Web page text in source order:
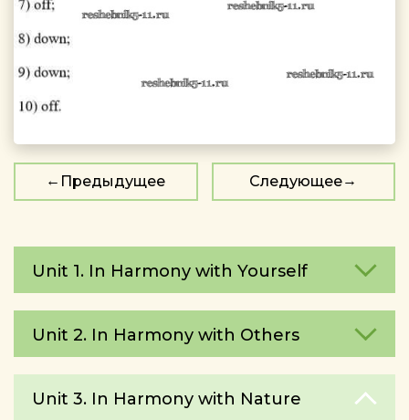
Предыдущее Следующее
Unit 1. In Harmony with Yourself
Unit 2. In Harmony with Others
Unit 3. In Harmony with Nature